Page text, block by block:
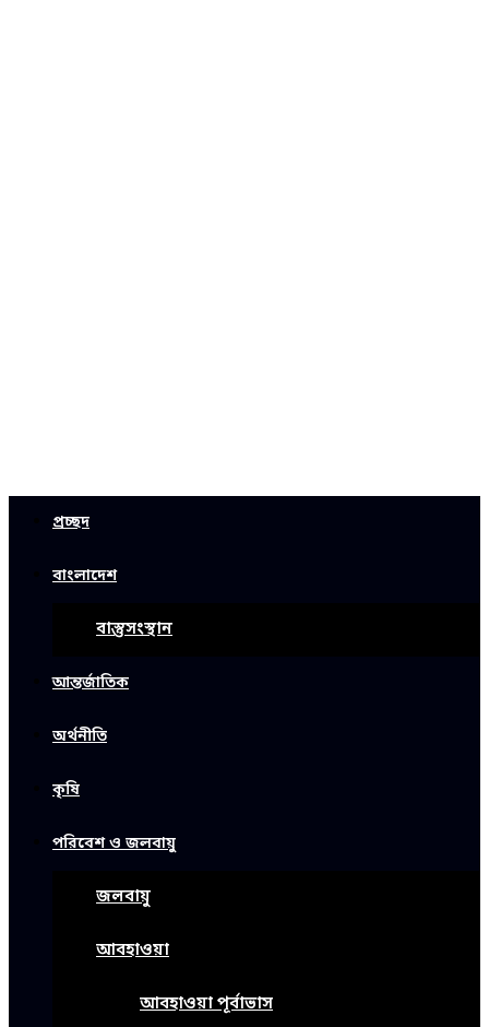
প্রচ্ছদ
বাংলাদেশ
বাস্তুসংস্থান
আন্তর্জাতিক
অর্থনীতি
কৃষি
পরিবেশ ও জলবায়ু
জলবায়ু
আবহাওয়া
আবহাওয়া পূর্বাভাস